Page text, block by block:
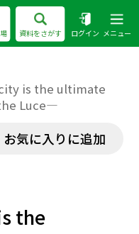
資料をさがす ログイン メニュー
is the ultimate
Luce―
お気に入りに追加
the